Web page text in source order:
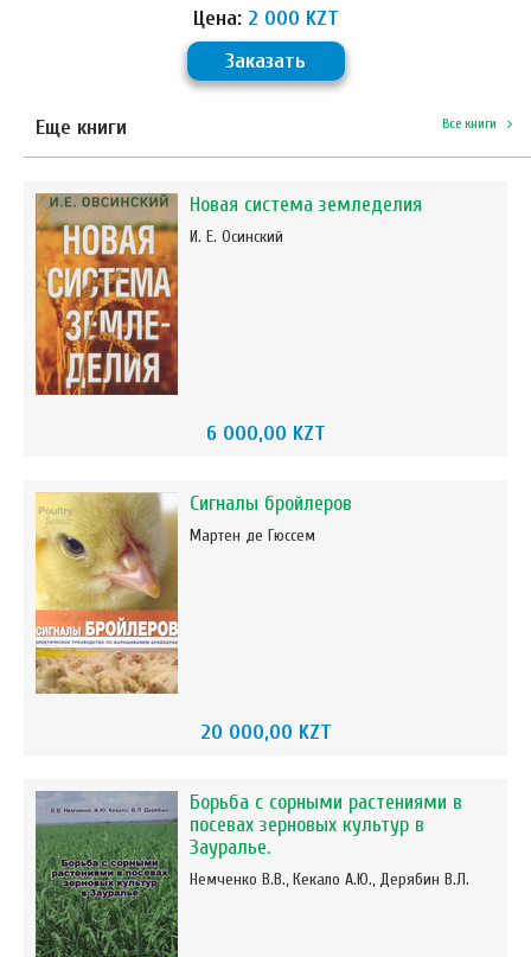
Цена:2 000 KZT
Заказать
Еще книги Все книги
Новая система земледелия
И. Е. Осинский
6 000,00 KZT
Сигналы бройлеров
Мартен де Гюссем
20 000,00 KZT
Борьба с сорными растениями в
посевах зерновых культур в
Зауралье.
Немченко В.В., Кекало А.Ю., Дерябин В.Л.